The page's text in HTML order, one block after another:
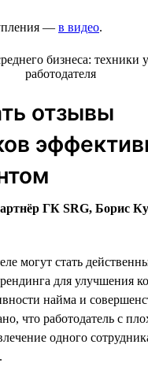
— в видео.
отзывы
ГК SRG, Борис
могут стать
для улучшения
найма и
что работодатель с
одного
.